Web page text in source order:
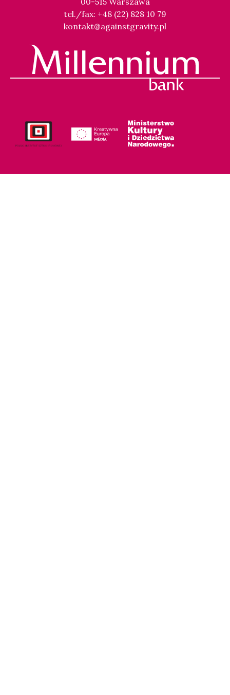
tel./fax: +48 (22) 828 10 79
kontakt@againstgravity.pl